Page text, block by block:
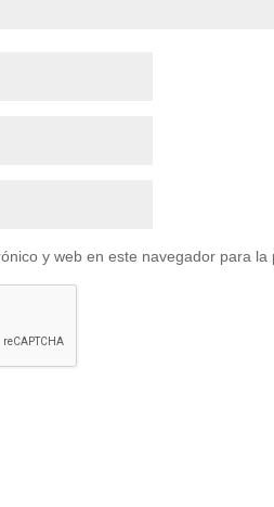
y web en este navegador para la